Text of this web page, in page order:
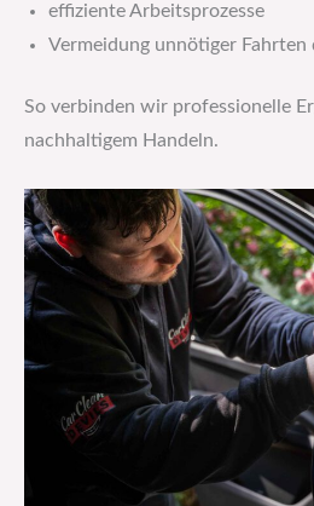
effiziente Arbeitsprozesse
Vermeidung unnötiger Fahrten
So verbinden wir professionelle
nachhaltigem Handeln.